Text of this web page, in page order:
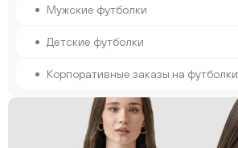
Мужские футболки
Детские футболки
Корпоративные заказы на футболки